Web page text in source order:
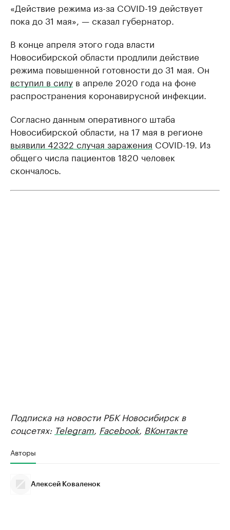
«Действие режима из-за COVID-19 действует
пока до 31 мая», — сказал губернатор.
В конце апреля этого года власти
Новосибирской области продлили действие
режима повышенной готовности до 31 мая. Он
вступил в силу в апреле 2020 года на фоне
распространения коронавирусной инфекции.
Согласно данным оперативного штаба
Новосибирской области, на 17 мая в регионе
выявили 42322 случая заражения COVID-19. Из
общего числа пациентов 1820 человек
скончалось.
Подписка на новости РБК Новосибирск в
соцсетях: Telegram Facebook, ВКонтакте
Авторы
Алексей Коваленок